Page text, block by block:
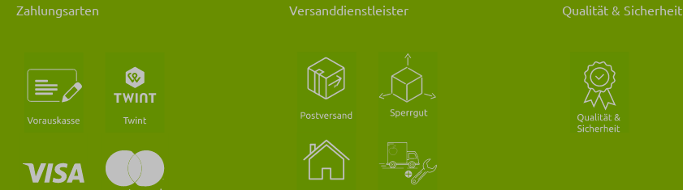
Zahlungsarten Versanddienstleister Qualität & Sicherheit